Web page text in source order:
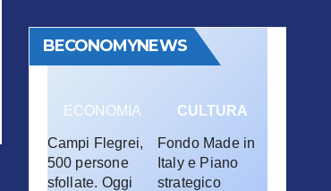
BECONOMYNEWS
ECONOMIA
Campi Flegrei,
500 persone
sfollate. Oggi
CULTURA
Fondo Made in
Italy e Piano
strategico